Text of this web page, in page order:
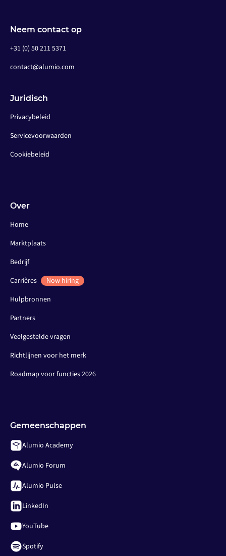
Neem contact op
+31 (0) 50 211 5371
contact@alumio.com
Juridisch
Privacybeleid
Servicevoorwaarden
Cookiebeleid
Over
Home
Marktplaats
Bedrijf
Carrières
Now hiring
Hulpbronnen
Partners
Veelgestelde vragen
Richtlijnen voor het merk
Roadmap voor functies 2026
Gemeenschappen
Alumio Academy
Alumio Forum
Alumio Pulse
LinkedIn
YouTube
Spotify